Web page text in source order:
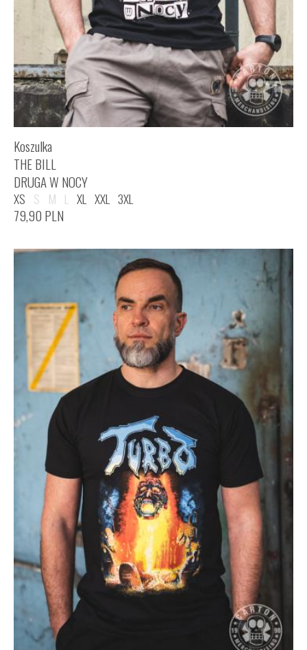
Koszulka
THE BILL
DRUGA W NOCY
XS S M L XL XXL 3XL
79,90 PLN